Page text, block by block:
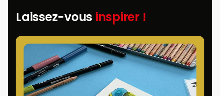
Laissez-vous inspirer !